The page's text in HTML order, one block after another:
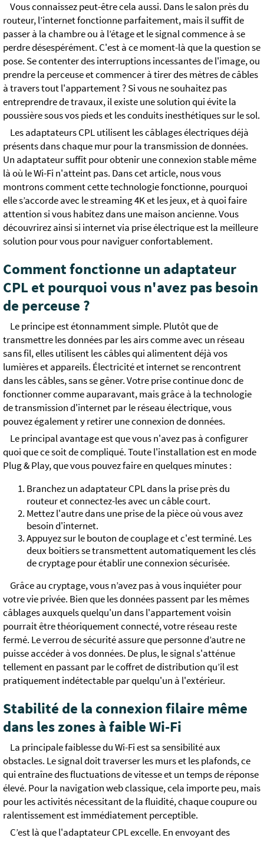
Vous connaissez peut-être cela aussi. Dans le salon près du
routeur, l’internet fonctionne parfaitement, mais il suffit de
passer à la chambre ou à l’étage et le signal commence à se
perdre désespérément. C'est à ce moment-là que la question se
pose. Se contenter des interruptions incessantes de l'image, ou
prendre la perceuse et commencer à tirer des mètres de câbles
à travers tout l'appartement ? Si vous ne souhaitez pas
entreprendre de travaux, il existe une solution qui évite la
poussière sous vos pieds et les conduits inesthétiques sur le sol.
Les adaptateurs CPL utilisent les câblages électriques déjà
présents dans chaque mur pour la transmission de données.
Un adaptateur suffit pour obtenir une connexion stable même
là où le Wi-Fi n'atteint pas. Dans cet article, nous vous
montrons comment cette technologie fonctionne, pourquoi
elle s’accorde avec le streaming 4K et les jeux, et à quoi faire
attention si vous habitez dans une maison ancienne. Vous
découvrirez ainsi si internet via prise électrique est la meilleure
solution pour vous pour naviguer confortablement.
Comment fonctionne un adaptateur
CPL et pourquoi vous n'avez pas besoin
de perceuse ?
Le principe est étonnamment simple. Plutôt que de
transmettre les données par les airs comme avec un réseau
sans fil, elles utilisent les câbles qui alimentent déjà vos
lumières et appareils. Électricité et internet se rencontrent
dans les câbles, sans se gêner. Votre prise continue donc de
fonctionner comme auparavant, mais grâce à la technologie
de transmission d'internet par le réseau électrique, vous
pouvez également y retirer une connexion de données.
Le principal avantage est que vous n'avez pas à configurer
quoi que ce soit de compliqué. Toute l'installation est en mode
Plug & Play, que vous pouvez faire en quelques minutes :
Branchez un adaptateur CPL dans la prise près du
routeur et connectez-les avec un câble court.
Mettez l'autre dans une prise de la pièce où vous avez
besoin d'internet.
Appuyez sur le bouton de couplage et c'est terminé. Les
deux boitiers se transmettent automatiquement les clés
de cryptage pour établir une connexion sécurisée.
Grâce au cryptage, vous n’avez pas à vous inquiéter pour
votre vie privée. Bien que les données passent par les mêmes
câblages auxquels quelqu'un dans l'appartement voisin
pourrait être théoriquement connecté, votre réseau reste
fermé. Le verrou de sécurité assure que personne d’autre ne
puisse accéder à vos données. De plus, le signal s'atténue
tellement en passant par le coffret de distribution qu’il est
pratiquement indétectable par quelqu'un à l'extérieur.
Stabilité de la connexion filaire même
dans les zones à faible Wi-Fi
La principale faiblesse du Wi-Fi est sa sensibilité aux
obstacles. Le signal doit traverser les murs et les plafonds, ce
qui entraîne des fluctuations de vitesse et un temps de réponse
élevé. Pour la navigation web classique, cela importe peu, mais
pour les activités nécessitant de la fluidité, chaque coupure ou
ralentissement est immédiatement perceptible.
C’est là que l'adaptateur CPL excelle. En envoyant des